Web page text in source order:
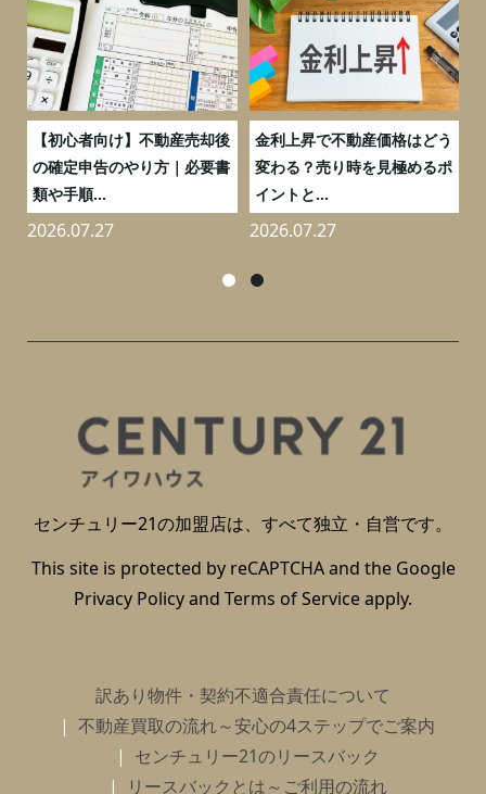
【初心者向け】不動産売却後
の確定申告のやり方｜必要書
類や手順...
2026.07.27
金利上昇で不動産価格はどう
変わる？売り時を見極めるポ
イントと...
2026.07.27
センチュリー21の加盟店は、すべて独立・自営です。
This site is protected by reCAPTCHA and the Google
Privacy Policyand Terms of Serviceapply.
訳あり物件・契約不適合責任について
不動産買取の流れ～安心の4ステップでご案内
センチュリー21のリースバック
リースバックとは～ご利用の流れ